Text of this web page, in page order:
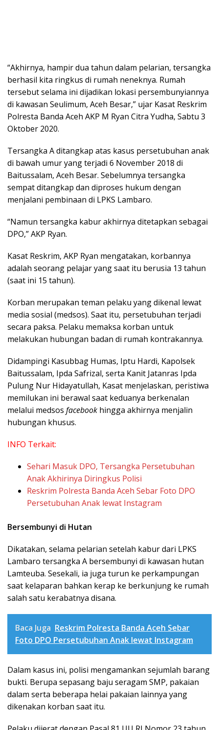
“Akhirnya, hampir dua tahun dalam pelarian, tersangka
berhasil kita ringkus di rumah neneknya. Rumah
tersebut selama ini dijadikan lokasi persembunyiannya
di kawasan Seulimum, Aceh Besar,” ujar Kasat Reskrim
Polresta Banda Aceh AKP M Ryan Citra Yudha, Sabtu 3
Oktober 2020.
Tersangka A ditangkap atas kasus persetubuhan anak
di bawah umur yang terjadi 6 November 2018 di
Baitussalam, Aceh Besar. Sebelumnya tersangka
sempat ditangkap dan diproses hukum dengan
menjalani pembinaan di LPKS Lambaro.
“Namun tersangka kabur akhirnya ditetapkan sebagai
DPO,” AKP Ryan.
Kasat Reskrim, AKP Ryan mengatakan, korbannya
adalah seorang pelajar yang saat itu berusia 13 tahun
(saat ini 15 tahun).
Korban merupakan teman pelaku yang dikenal lewat
media sosial (medsos). Saat itu, persetubuhan terjadi
secara paksa. Pelaku memaksa korban untuk
melakukan hubungan badan di rumah kontrakannya.
Didampingi Kasubbag Humas, Iptu Hardi, Kapolsek
Baitussalam, Ipda Safrizal, serta Kanit Jatanras Ipda
Pulung Nur Hidayatullah, Kasat menjelaskan, peristiwa
memilukan ini berawal saat keduanya berkenalan
melalui medsos facebook hingga akhirnya menjalin
hubungan khusus.
INFO Terkait:
Sehari Masuk DPO, Tersangka Persetubuhan
Anak Akhirinya Diringkus Polisi
Reskrim Polresta Banda Aceh Sebar Foto DPO
Persetubuhan Anak lewat Instagram
Bersembunyi di Hutan
Dikatakan, selama pelarian setelah kabur dari LPKS
Lambaro tersangka A bersembunyi di kawasan hutan
Lamteuba. Sesekali, ia juga turun ke perkampungan
saat kelaparan bahkan kerap ke berkunjung ke rumah
salah satu kerabatnya disana.
Baca Juga Reskrim Polresta Banda Aceh Sebar
Foto DPO Persetubuhan Anak lewat Instagram
Dalam kasus ini, polisi mengamankan sejumlah barang
bukti. Berupa sepasang baju seragam SMP, pakaian
dalam serta beberapa helai pakaian lainnya yang
dikenakan korban saat itu.